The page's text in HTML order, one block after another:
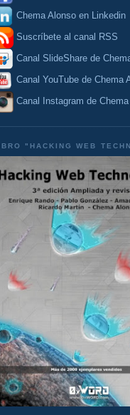
Chema Alonso en Linkedin
Suscríbete al canal RSS
Canal SlideShare de
Canal YouTube de Chema
Canal Instagram de
"HACKING WEB